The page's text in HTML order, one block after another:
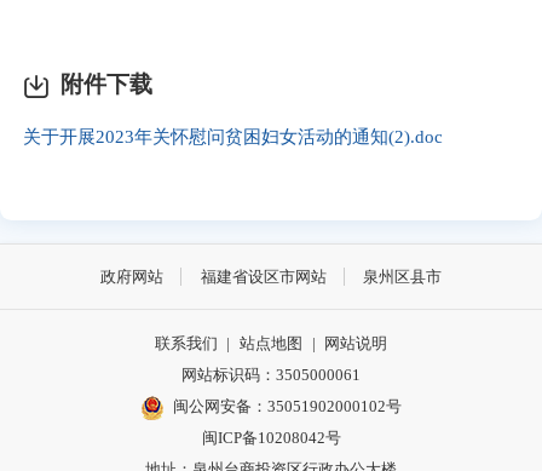
附件下载
关于开展2023年关怀慰问贫困妇女活动的通知(2).doc
政府网站 福建省设区市网站 泉州区县市
联系我们 | 站点地图 |
网站说明
网站标识码：3505000061
闽公网安备：35051902000102号
闽ICP备10208042号